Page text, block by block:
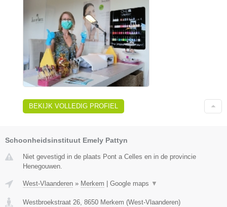
BEKIJK VOLLEDIG PROFIEL
Schoonheidsinstituut Emely Pattyn
Niet gevestigd in de plaats Pont a Celles en in de provincie
Henegouwen.
West-Vlaanderen » Merkem Google maps ▼
Westbroekstraat 26, 8650 Merkem (West-Vlaanderen)